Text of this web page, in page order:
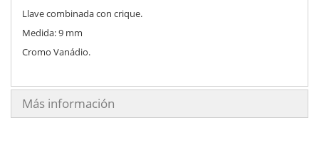
Llave combinada con crique.
Medida: 9 mm
Cromo Vanádio.
Más información